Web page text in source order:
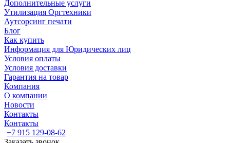
Дополнительные услуги
Утилизация Оргтехники
Аутсорсинг печати
Блог
Как купить
Информация для Юридических лиц
Условия оплаты
Условия доставки
Гарантия на товар
Компания
О компании
Новости
Контакты
Контакты
+7 915 129-08-62